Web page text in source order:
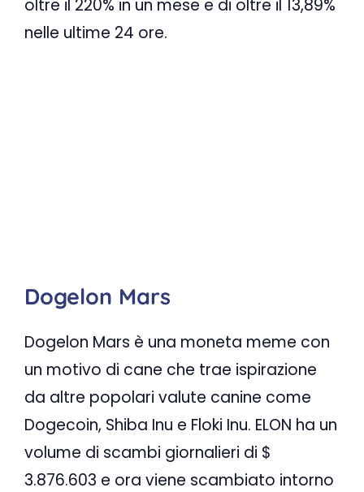
oltre il 220% in un mese e di oltre il 13,89%
nelle ultime 24 ore.
Dogelon Mars
Dogelon Mars è una moneta meme con
un motivo di cane che trae ispirazione
da altre popolari valute canine come
Dogecoin, Shiba Inu e Floki Inu. ELON ha un
volume di scambi giornalieri di $
3.876.603 e ora viene scambiato intorno